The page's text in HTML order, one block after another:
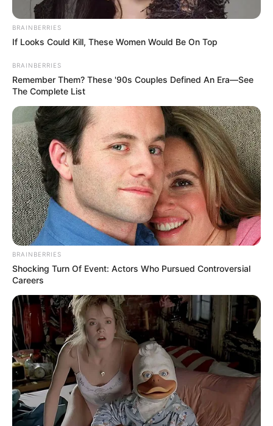
PostedFriss hírek
FRISS!! 😲 Mi történt?!
Megtámadták Magyar Pétert!
Durva támadás érte 😲😡
bySzerző • January 31, 2026
Megtámadták Magyar Pétert! Durva támadás érte:
Molnár Csaba, a DK ügyvezető alelnöke szerint
Magyar Péter miatt ült le olyan hamar a
pedofilbotrány.
BRAINBERRIES
If Looks Could Kill, These Women Would Be On Top
BRAINBERRIES
Remember Them? These '90s Couples Defined An Era—See
The Complete List
BRAINBERRIES
Shocking Turn Of Event: Actors Who Pursued Controversial
Careers